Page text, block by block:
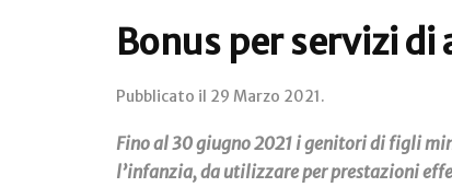
Bonus per servizi
Pubblicato il 29 Marzo 2021.
Fino al 30 giugno 2021 i genitori di figli
l’infanzia, da utilizzare per prestazioni